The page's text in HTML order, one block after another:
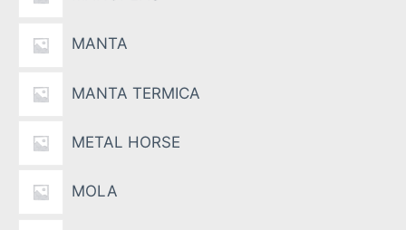
MANTA
MANTA TERMICA
METAL HORSE
MOLA